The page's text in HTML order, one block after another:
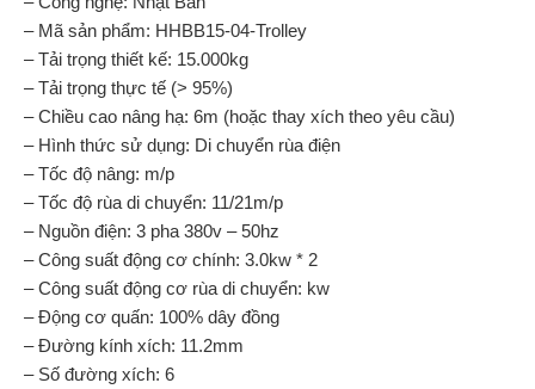
– Mã sản phẩm: HHBB15-04-Trolley
– Tải trọng thiết kế: 15.000kg
– Tải trọng thực tế (> 95%)
– Chiều cao nâng hạ: 6m (hoặc thay xích theo yêu cầu)
– Hình thức sử dụng: Di chuyển rùa điện
– Tốc độ nâng: m/p
– Tốc độ rùa di chuyển: 11/21m/p
– Nguồn điện: 3 pha 380v – 50hz
– Công suất động cơ chính: 3.0kw * 2
– Công suất động cơ rùa di chuyển: kw
– Động cơ quấn: 100% dây đồng
– Đường kính xích: 11.2mm
– Số đường xích: 6